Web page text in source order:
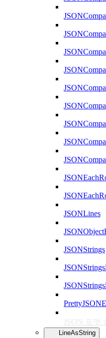
JSONLines
JSONStrings
JSON 포맷
LineAsString